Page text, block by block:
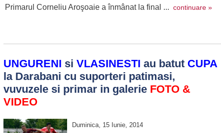
Primarul Corneliu Aroşoaie a înmânat la final ... continuare »
UNGURENI si VLASINESTI au batut CUPA
la Darabani cu suporteri patimasi,
vuvuzele si primar in galerie FOTO &
VIDEO
Duminica, 15 Iunie, 2014